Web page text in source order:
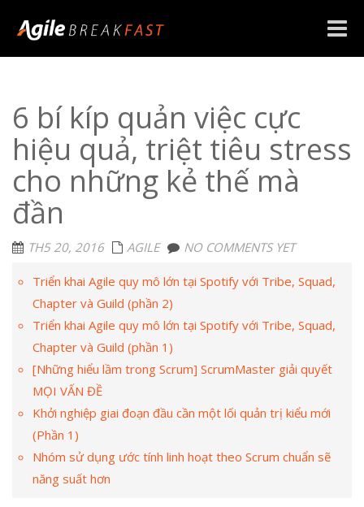
Toggle
6 bí kíp quản việc cực
hiệu quả, triệt tiêu stress
cho những kẻ thế mà
đần
TH5 20, 2016 AGILE NO COMMENTS YET
Triển khai Agile quy mô lớn tại Spotify với Tribe, Squad,
Chapter và Guild (phần 2)
Triển khai Agile quy mô lớn tại Spotify với Tribe, Squad,
Chapter và Guild (phần 1)
[Những hiểu lầm trong Scrum] ScrumMaster giải quyết
MỌI VẤN ĐỀ
Khởi nghiệp giai đoạn đầu cần một lối quản trị kiểu mới
(Phần 1)
Nhóm sử dụng ước tính linh hoạt theo Scrum chuẩn sẽ
năng suất hơn